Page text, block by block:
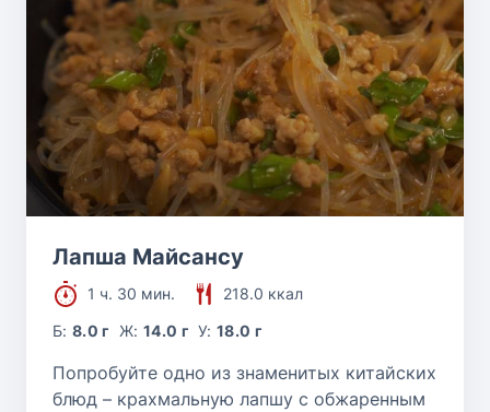
Лапша Майсансу
1 ч. 30 мин.
218.0 ккал
Б:8.0 г Ж: 14.0 г У:18.0 г
Попробуйте одно из знаменитых китайских
блюд – крахмальную лапшу с обжаренным